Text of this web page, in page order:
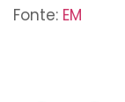
Fonte: EM